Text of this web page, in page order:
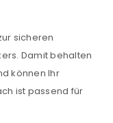
bleiben
sicheren
Damit behalten
können Ihr
ist passend für